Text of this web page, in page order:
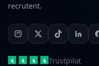
recrutent.
Trustpilot